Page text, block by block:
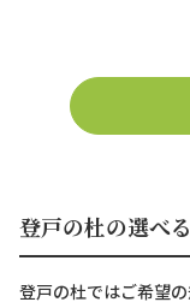
登戸の杜の選べ
登戸の杜ではご希望